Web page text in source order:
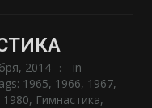
2014
in
1965, 1966, 1967,
1980, Гимнастика,